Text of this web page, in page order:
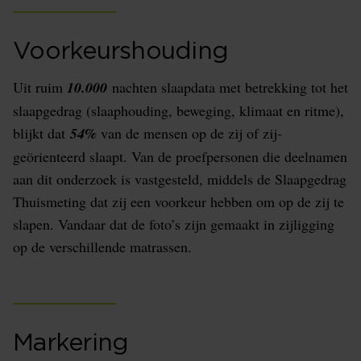
Voorkeurshouding
Uit ruim 10.000 nachten slaapdata met betrekking tot het
slaapgedrag (slaaphouding, beweging, klimaat en ritme),
blijkt dat 54% van de mensen op de zij of zij-
geörienteerd slaapt. Van de proefpersonen die deelnamen
aan dit onderzoek is vastgesteld, middels de Slaapgedrag
Thuismeting dat zij een voorkeur hebben om op de zij te
slapen. Vandaar dat de foto’s zijn gemaakt in zijligging
op de verschillende matrassen.
Markering